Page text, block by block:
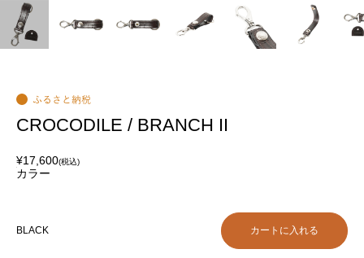
CROCODILE / BRANCH II
¥17,600(税込)
カラー
BLACK